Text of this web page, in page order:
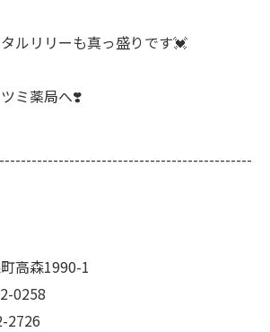
ルリリーも真っ盛りです💓
ミ薬局へ❣️
高森1990-1
0258
2726